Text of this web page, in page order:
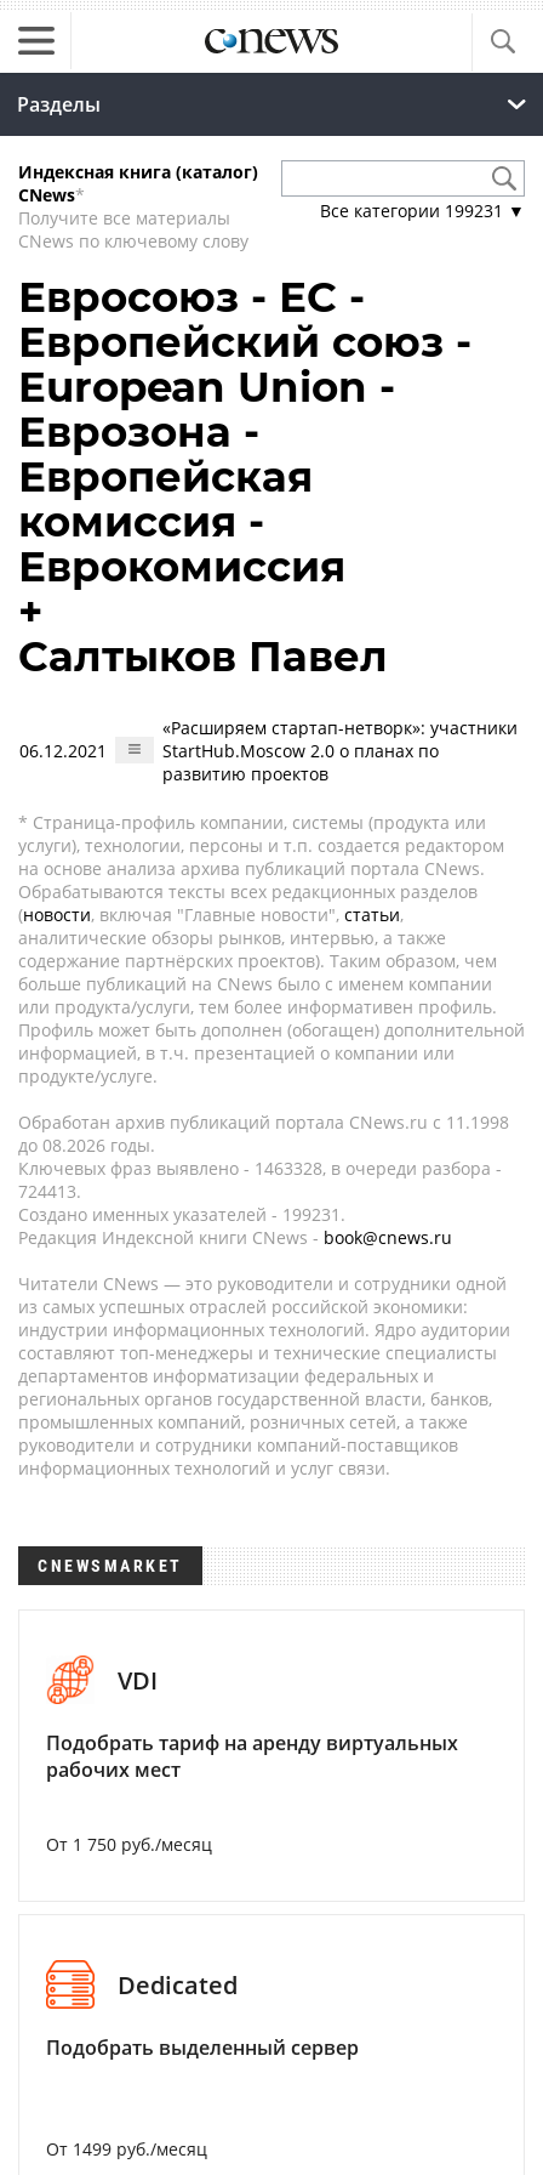
Разделы
Индексная книга (каталог)
CNews*
Получите все материалы
CNews по ключевому слову
Все категории 199231 ▼
Евросоюз - ЕС -
Европейский союз -
European Union -
Еврозона -
Европейская
комиссия -
Еврокомиссия
+
Салтыков Павел
06.12.2021
«Расширяем стартап-нетворк»: участники
StartHub.Moscow 2.0 о планах по
развитию проектов
* Страница-профиль компании, системы (продукта или
услуги), технологии, персоны и т.п. создается редактором
на основе анализа архива публикаций портала CNews.
Обрабатываются тексты всех редакционных разделов
(новости, включая "Главные новости", статьи,
аналитические обзоры рынков, интервью, а также
содержание партнёрских проектов). Таким образом, чем
больше публикаций на CNews было с именем компании
или продукта/услуги, тем более информативен профиль.
Профиль может быть дополнен (обогащен) дополнительной
информацией, в т.ч. презентацией о компании или
продукте/услуге.
Обработан архив публикаций портала CNews.ru c 11.1998
до 08.2026 годы.
Ключевых фраз выявлено - 1463328, в очереди разбора -
724413.
Создано именных указателей - 199231.
Редакция Индексной книги CNews - book@cnews.ru
Читатели CNews — это руководители и сотрудники одной
из самых успешных отраслей российской экономики:
индустрии информационных технологий. Ядро аудитории
составляют топ-менеджеры и технические специалисты
департаментов информатизации федеральных и
региональных органов государственной власти, банков,
промышленных компаний, розничных сетей, а также
руководители и сотрудники компаний-поставщиков
информационных технологий и услуг связи.
CNEWSMARKET
VDI
Подобрать тариф на аренду виртуальных
рабочих мест
От 1 750 руб./месяц
Dedicated
Подобрать выделенный сервер
От 1499 руб./месяц